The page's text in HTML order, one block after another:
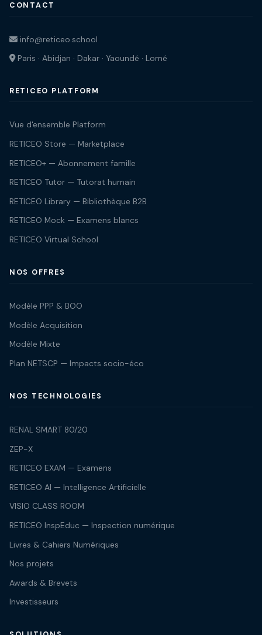
CONTACT
info@reticeo.school
Paris · Abidjan · Dakar · Yaoundé · Lomé
RETICEO PLATFORM
Vue d'ensemble Platform
RETICEO Store — Marketplace
RETICEO+ — Abonnement famille
RETICEO Tutor — Tutorat humain
RETICEO Library — Bibliothèque B2B
RETICEO Mock — Examens blancs
RETICEO Virtual School
NOS OFFRES
Modèle PPP & BOO
Modèle Acquisition
Modèle Mixte
Plan NETSCP — Impacts socio-éco
NOS TECHNOLOGIES
RENAL SMART 80/20
ZEP-X
RETICEO EXAM — Examens
RETICEO AI — Intelligence Artificielle
VISIO CLASS ROOM
RETICEO InspEduc — Inspection numérique
Livres & Cahiers Numériques
Nos projets
Awards & Brevets
Investisseurs